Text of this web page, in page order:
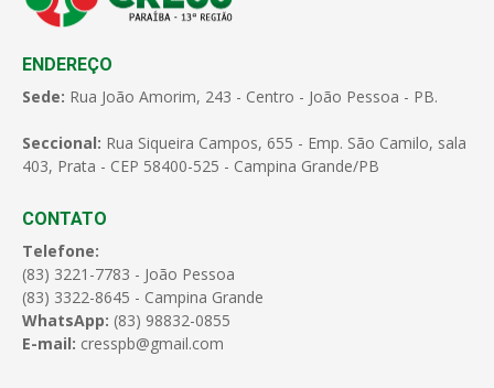
ENDEREÇO
Sede: Rua João Amorim, 243 - Centro - João Pessoa - PB.
Seccional: Rua Siqueira Campos, 655 - Emp. São Camilo, sala
403, Prata - CEP 58400-525 - Campina Grande/PB
CONTATO
Telefone:
(83) 3221-7783 - João Pessoa
(83) 3322-8645 - Campina Grande
WhatsApp: (83) 98832-0855
E-mail: cresspb@gmail.com